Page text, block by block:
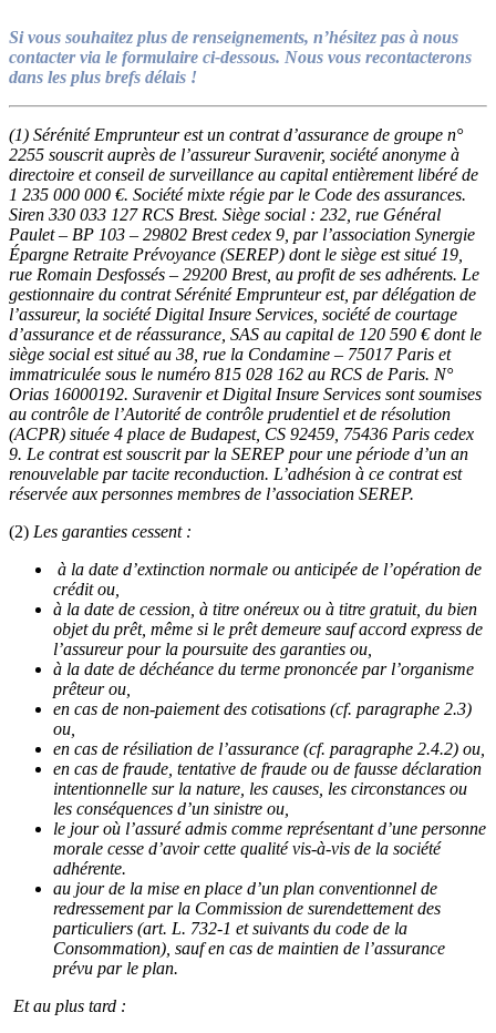
Si vous souhaitez plus de renseignements, n’hésitez pas à nous
contacter via le formulaire ci-dessous. Nous vous recontacterons
dans les plus brefs délais !
(1) Sérénité Emprunteur est un contrat d’assurance de groupe n°
2255 souscrit auprès de l’assureur Suravenir, société anonyme à
directoire et conseil de surveillance au capital entièrement libéré de
1 235 000 000 €. Société mixte régie par le Code des assurances.
Siren 330 033 127 RCS Brest. Siège social : 232, rue Général
Paulet – BP 103 – 29802 Brest cedex 9, par l’association Synergie
Épargne Retraite Prévoyance (SEREP) dont le siège est situé 19,
rue Romain Desfossés – 29200 Brest, au profit de ses adhérents. Le
gestionnaire du contrat Sérénité Emprunteur est, par délégation de
l’assureur, la société Digital Insure Services, société de courtage
d’assurance et de réassurance, SAS au capital de 120 590 € dont le
siège social est situé au 38, rue la Condamine – 75017 Paris et
immatriculée sous le numéro 815 028 162 au RCS de Paris. N°
Orias 16000192. Suravenir et Digital Insure Services sont soumises
au contrôle de l’Autorité de contrôle prudentiel et de résolution
(ACPR) située 4 place de Budapest, CS 92459, 75436 Paris cedex
9. Le contrat est souscrit par la SEREP pour une période d’un an
renouvelable par tacite reconduction. L’adhésion à ce contrat est
réservée aux personnes membres de l’association SEREP.
(2) Les garanties cessent :
à la date d’extinction normale ou anticipée de l’opération de
crédit ou,
à la date de cession, à titre onéreux ou à titre gratuit, du bien
objet du prêt, même si le prêt demeure sauf accord express de
l’assureur pour la poursuite des garanties ou,
à la date de déchéance du terme prononcée par l’organisme
prêteur ou,
en cas de non-paiement des cotisations (cf. paragraphe 2.3)
ou,
en cas de résiliation de l’assurance (cf. paragraphe 2.4.2) ou,
en cas de fraude, tentative de fraude ou de fausse déclaration
intentionnelle sur la nature, les causes, les circonstances ou
les conséquences d’un sinistre ou,
le jour où l’assuré admis comme représentant d’une personne
morale cesse d’avoir cette qualité vis-à-vis de la société
adhérente.
au jour de la mise en place d’un plan conventionnel de
redressement par la Commission de surendettement des
particuliers (art. L. 732-1 et suivants du code de la
Consommation), sauf en cas de maintien de l’assurance
prévu par le plan.
Et au plus tard :